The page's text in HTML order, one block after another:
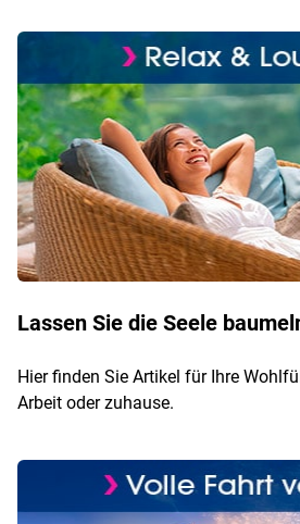
Lassen Sie die Seele
Hier finden Sie Artikel für Ihre
Arbeit oder zuhause.